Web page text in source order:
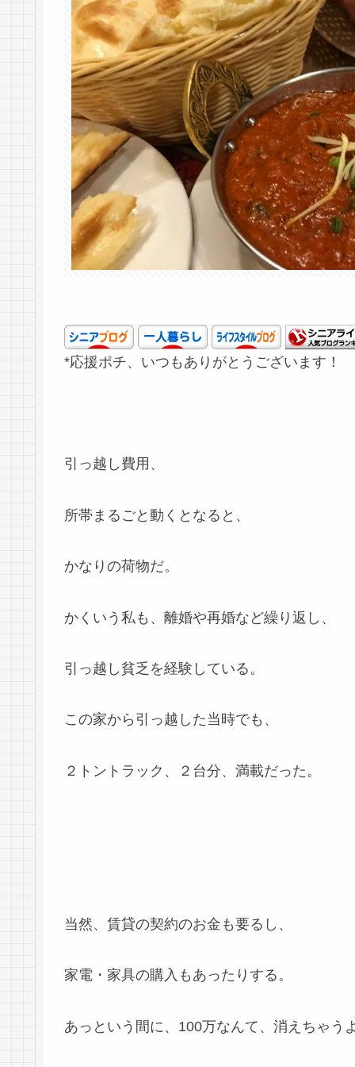
*応援ポチ、いつもありがとうございます！
引っ越し費用、
所帯まるごと動くとなると、
かなりの荷物だ。
かくいう私も、離婚や再婚など繰り返し、
引っ越し貧乏を経験している。
この家から引っ越した当時でも、
２トントラック、２台分、満載だった。
当然、賃貸の契約のお金も要るし、
家電・家具の購入もあったりする。
あっという間に、100万なんて、消えちゃう